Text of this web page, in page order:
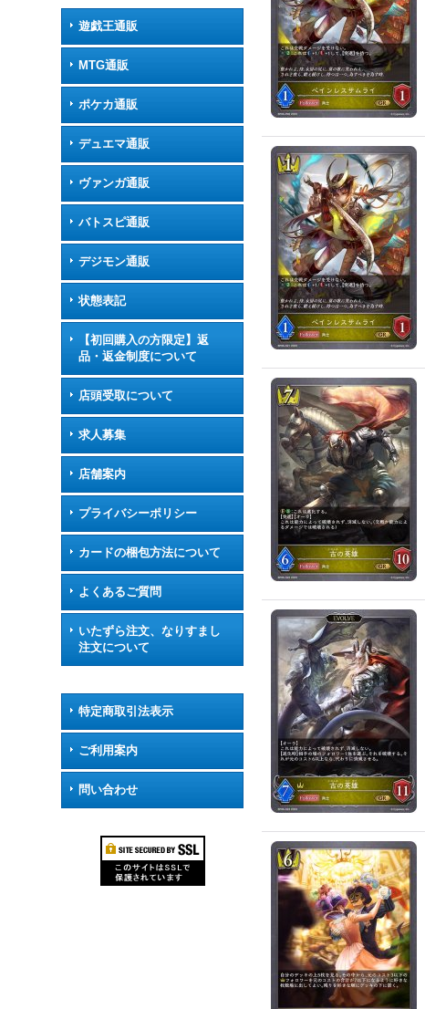
遊戯王通販
MTG通販
ポケカ通販
デュエマ通販
ヴァンガ通販
バトスピ通販
デジモン通販
状態表記
【初回購入の方限定】返
品・返金制度について
店頭受取について
求人募集
店舗案内
プライバシーポリシー
カードの梱包方法について
よくあるご質問
いたずら注文、なりすまし
注文について
特定商取引法表示
ご利用案内
問い合わせ